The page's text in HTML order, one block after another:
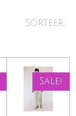
Sorteer:
Sale!